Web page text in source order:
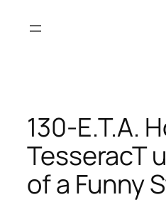
Inhalt
130-E.T.A.
TesseracT
of a Funny